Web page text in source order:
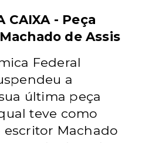
CAIXA - Peça
de Assis
Federal
a
última peça
teve como
Machado